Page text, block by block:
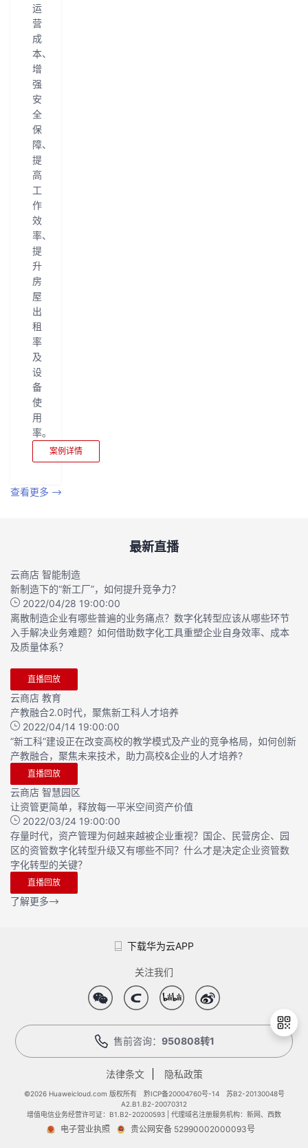
运
营
成
本、
增
强
安
全
保
障、
提
高
工
作
效
率、
提
升
房
屋
出
租
率
及
设
备
使
用
率。
案例详情
查看更多
最新直播
云商店 智能制造
新制造下的“新工厂”，如何提升竞争力？
2022/04/28 19:00:00
离散制造企业有哪些普遍的业务痛点？数字化转型应该从哪些环节
入手解决业务难题？如何借助数字化工具重塑企业自身效率、成本
及质量体系？
直播回放
云商店 教育
产教融合2.0时代，聚焦新工科人才培养
2022/04/14 19:00:00
”新工科”建设正在改变高校的教学模式及产业的竞争格局，如何创新
产教融合，聚焦未来技术，助力高校&企业的人才培养?
直播回放
云商店 智慧园区
让资管更简单，释放每一平米空间资产价值
2022/03/24 19:00:00
存量时代，资产管理为何越来越被企业重视？国企、民营房企、园
区的资管数字化转型升级又有哪些不同？什么才是决定企业资管数
字化转型的关键？
直播回放
了解更多
下载华为云APP
关注我们
售前咨询： 950808转1
法律条文 隐私政策
©2026 Huaweicloud.com 版权所有 黔ICP备20004760号-14
苏B2-20130048号
A2.B1.B2-20070312
增值电信业务经营许可证：B1.B2-20200593 | 代理域名注册服务机构：新网、西数
电子营业执照 贵公网安备 52990002000093号